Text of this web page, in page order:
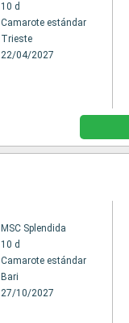
10 d
Camarote estándar
Trieste
22/04/2027
MSC Splendida
10 d
Camarote estándar
Bari
27/10/2027